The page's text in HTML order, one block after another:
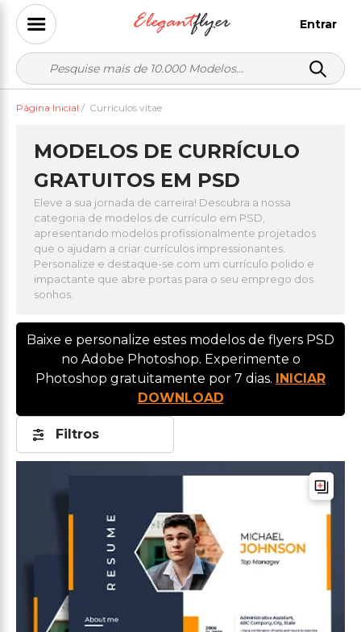
Entrar
Página Inicial / Currículos vitae
MODELOS DE CURRÍCULO
GRATUITOS EM PSD
Eleve a sua jornada de carreira! Descubra a nossa
categoria de modelos de currículo em PSD,
apresentando modelos profissionalmente projetados
que o ajudam a criar currículos impressionantes.
Personalize e destaque-se com um currículo polido e
impactante que abre portas para o seu emprego dos
sonhos.
Baixe e personalize estes modelos de flyers PSD
no Adobe Photoshop. Experimente o
Photoshop gratuitamente por 7 dias. INICIAR
DOWNLOAD
Filtros